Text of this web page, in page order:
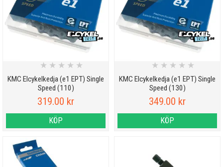
KMC Elcykelkedja (e1 EPT) Single
Speed (110)
★ ★ ★ ★ ★
319.00 kr
KÖP
KMC Elcykelkedja (e1 EPT) Single
Speed (130)
★ ★ ★ ★ ★
349.00 kr
KÖP